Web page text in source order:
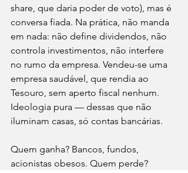
share, que daria poder de voto), mas é
conversa fiada. Na prática, não manda
em nada: não define dividendos, não
controla investimentos, não interfere
no rumo da empresa. Vendeu-se uma
empresa saudável, que rendia ao
Tesouro, sem aperto fiscal nenhum.
Ideologia pura — dessas que não
iluminam casas, só contas bancárias.
Quem ganha? Bancos, fundos,
acionistas obesos. Quem perde?